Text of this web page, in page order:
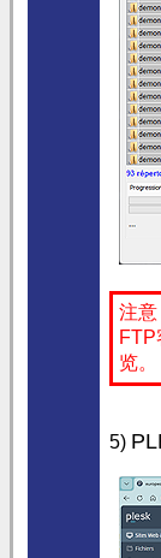
注
览。
5)